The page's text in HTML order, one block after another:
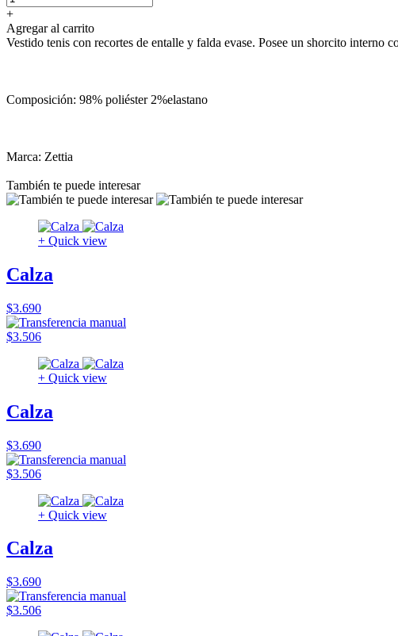
+
Agregar al carrito
Vestido tenis con recortes de entalle y falda evase. Posee un shorcito interno
Composición: 98% poliéster 2%elastano
Marca: Zettia
También te puede interesar
+ Quick view
Calza
$3.690
$3.506
+ Quick view
Calza
$3.690
$3.506
+ Quick view
Calza
$3.690
$3.506